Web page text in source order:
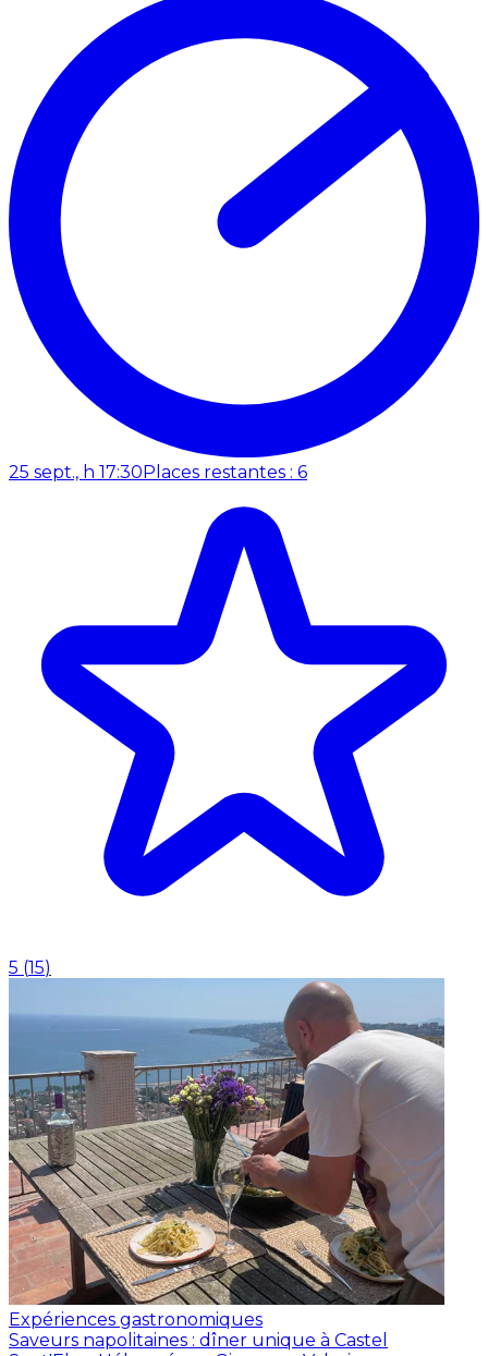
25 sept., h 17:30Places restantes : 6
5 (15)
Expériences gastronomiques
Saveurs napolitaines : dîner unique à Castel